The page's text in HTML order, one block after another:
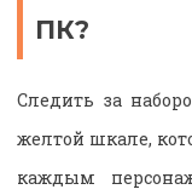
ПК?
Следить за
желтой шкале,
каждым